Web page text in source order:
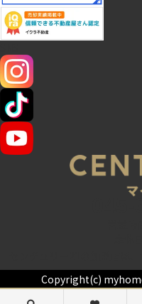
Copyright(c)